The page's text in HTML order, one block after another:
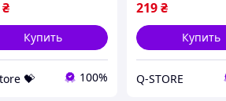
₴
Купить
💝 100%
219₴
Купить
Q-STORE